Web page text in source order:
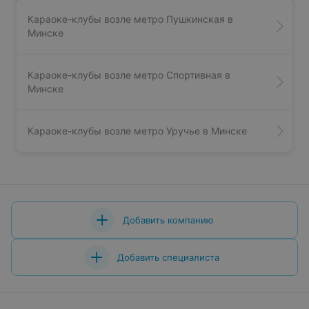
Караоке-клубы возле метро Пушкинская в
Минске
Караоке-клубы возле метро Спортивная в
Минске
Караоке-клубы возле метро Уручье в Минске
Добавить компанию
Добавить специалиста